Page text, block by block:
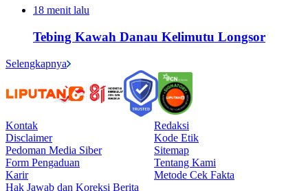
18 menit lalu
Tebing Kawah Danau Kelimutu Longsor
Selengkapnya
Kontak
Redaksi
Disclaimer
Kode Etik
Pedoman Media Siber
Sitemap
Form Pengaduan
Tentang Kami
Karir
Metode Cek Fakta
Hak Jawab dan Koreksi Berita